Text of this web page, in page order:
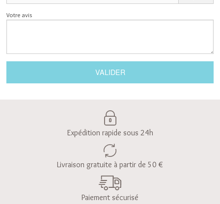
Votre avis
Expédition rapide sous 24h
Livraison gratuite à partir de 50 €
Paiement sécurisé